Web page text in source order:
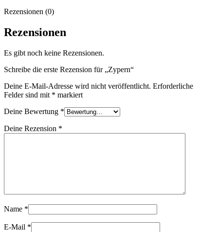
Rezensionen (0)
Rezensionen
Es gibt noch keine Rezensionen.
Schreibe die erste Rezension für „Zypern“
Deine E-Mail-Adresse wird nicht veröffentlicht. Erforderliche
Felder sind mit * markiert
Deine Bewertung *
Deine Rezension *
Name *
E-Mail *